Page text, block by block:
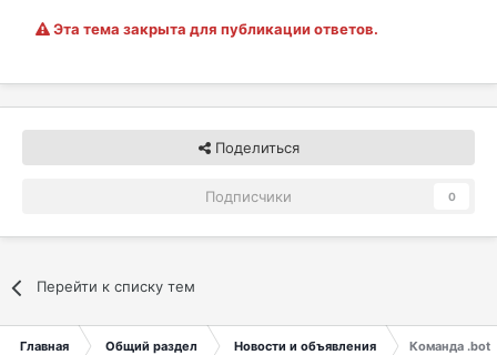
Эта тема закрыта для публикации ответов.
Поделиться
Подписчики 0
Перейти к списку тем
Главная Общий раздел Новости и объявления Команда .bot